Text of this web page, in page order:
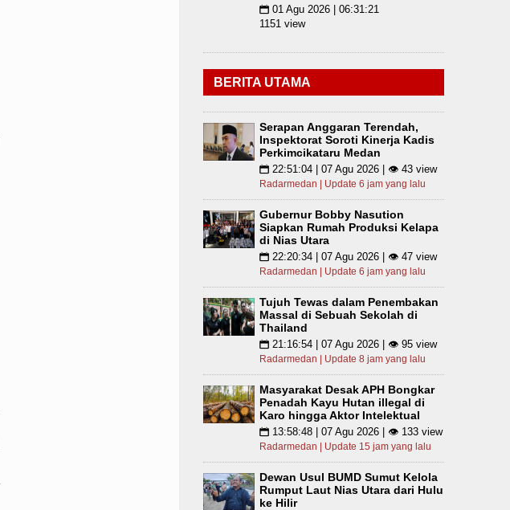
📅 01 Agu 2026 | 06:31:21
1151 view
BERITA UTAMA
Serapan Anggaran Terendah,
Inspektorat Soroti Kinerja Kadis
Perkimcikataru Medan
📅 22:51:04 | 07 Agu 2026 | 👁 43 view
Radarmedan | Update 6 jam yang lalu
Gubernur Bobby Nasution
Siapkan Rumah Produksi Kelapa
di Nias Utara
📅 22:20:34 | 07 Agu 2026 | 👁 47 view
Radarmedan | Update 6 jam yang lalu
Tujuh Tewas dalam Penembakan
Massal di Sebuah Sekolah di
Thailand
📅 21:16:54 | 07 Agu 2026 | 👁 95 view
Radarmedan | Update 8 jam yang lalu
Masyarakat Desak APH Bongkar
Penadah Kayu Hutan illegal di
Karo hingga Aktor Intelektual
📅 13:58:48 | 07 Agu 2026 | 👁 133 view
Radarmedan | Update 15 jam yang lalu
Dewan Usul BUMD Sumut Kelola
Rumput Laut Nias Utara dari Hulu
ke Hilir